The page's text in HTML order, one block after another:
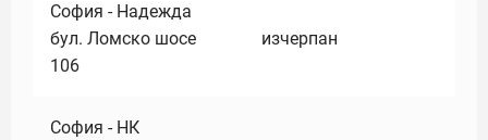
София - Надежда
бул. Ломско шосе
106
изчерпан
София - НК